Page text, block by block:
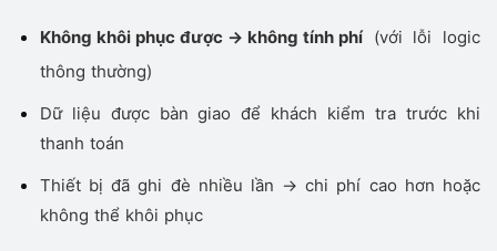
Không khôi phục được → không tính phí(với lỗi logic
thông thường)
Dữ liệu được bàn giao để khách kiểm tra trước khi
thanh toán
Thiết bị đã ghi đè nhiều lần → chi phí cao hơn hoặc
không thể khôi phục